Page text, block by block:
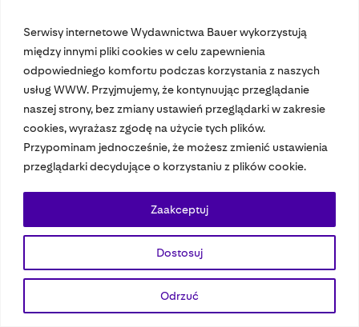
Serwisy internetowe Wydawnictwa Bauer wykorzystują
między innymi pliki cookies w celu zapewnienia
odpowiedniego komfortu podczas korzystania z naszych
usług WWW. Przyjmujemy, że kontynuując przeglądanie
naszej strony, bez zmiany ustawień przeglądarki w zakresie
cookies, wyrażasz zgodę na użycie tych plików.
Przypominam jednocześnie, że możesz zmienić ustawienia
przeglądarki decydujące o korzystaniu z plików cookie.
Dostosuj
Odrzuć
Zaakceptuj
Nasze czasopisma
Nasze strony
© 2023 Bauer Media Group, All Rights Reserved.
Polityka prywatnościDane osoboweWydawca EMFASpeak Up